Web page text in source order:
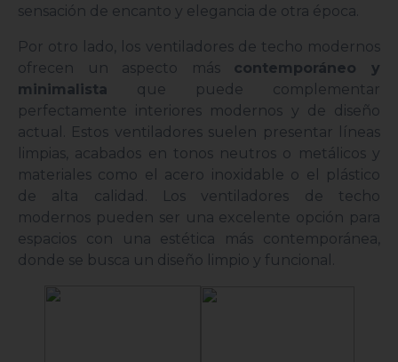
sensación de encanto y elegancia de otra época.
Por otro lado, los ventiladores de techo modernos
ofrecen un aspecto más contemporáneo y
minimalista que puede complementar
perfectamente interiores modernos y de diseño
actual. Estos ventiladores suelen presentar líneas
limpias, acabados en tonos neutros o metálicos y
materiales como el acero inoxidable o el plástico
de alta calidad. Los ventiladores de techo
modernos pueden ser una excelente opción para
espacios con una estética más contemporánea,
donde se busca un diseño limpio y funcional.